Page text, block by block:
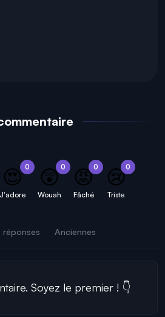
0
😍
J'adore
0
😲
Wouah
0
😡
Fâché
0
😢
Triste
réponses Anciennes
Soyez le premier ! 👇